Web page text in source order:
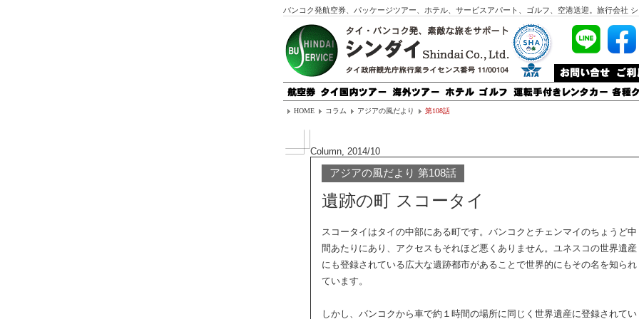
バンコク発航空券、パッケージツアー、ホテル、サービスアパート、ゴルフ、空港送迎。旅行会社
HOME コラム アジアの風だより 第108話
Column, 2014/10
アジアの風だより 第108話
遺跡の町 スコータイ
スコータイはタイの中部にある町です。バンコクとチェンマイのちょうど中
間あたりにあり、アクセスもそれほど悪くありません。ユネスコの世界遺産
にも登録されている広大な遺跡都市があることで世界的にもその名を知られ
ています。
しかし、バンコクから車で約１時間の場所に同じく世界遺産に登録されてい